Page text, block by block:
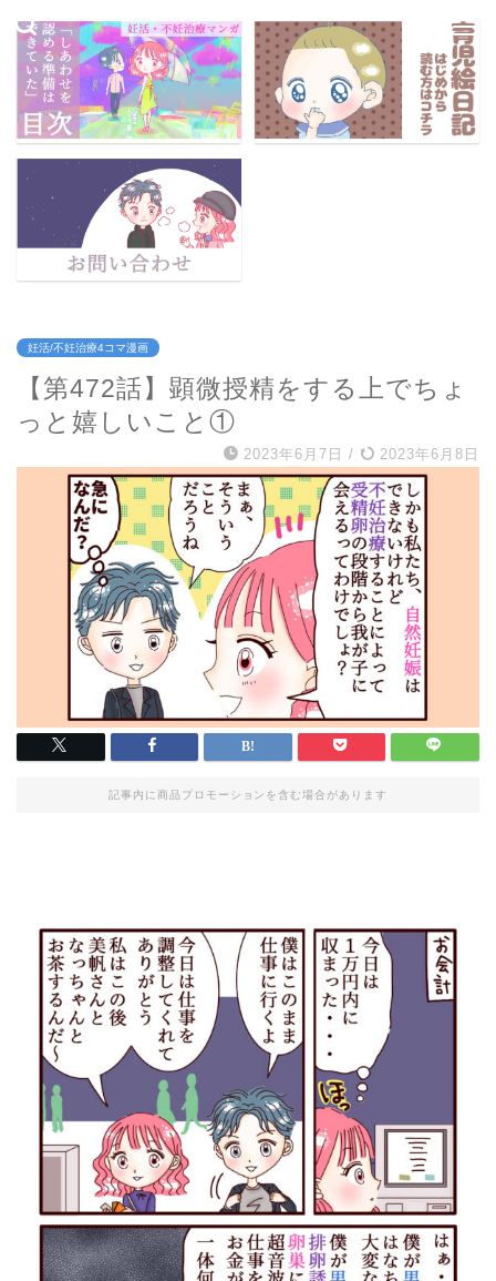
妊活/不妊治療4コマ漫画
【第472話】顕微授精をする上でちょ
っと嬉しいこと①
2023年6月7日 / 2023年6月8日
記事内に商品プロモーションを含む場合があります